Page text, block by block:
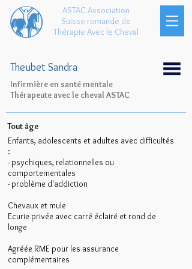
ASTAC Association
Suisse romande de
Thérapie Avec le Cheval
Theubet Sandra
Infirmière en santé mentale
Thérapeute avec le cheval ASTAC
Tout âge
Enfants, adolescents et adultes avec difficultés
:
- psychiques, relationnelles ou
comportementales
- problème d'addiction
Chevaux et mule
Ecurie privée avec carré éclairé et rond de
longe
Agréée RME pour les assurance
complémentaires